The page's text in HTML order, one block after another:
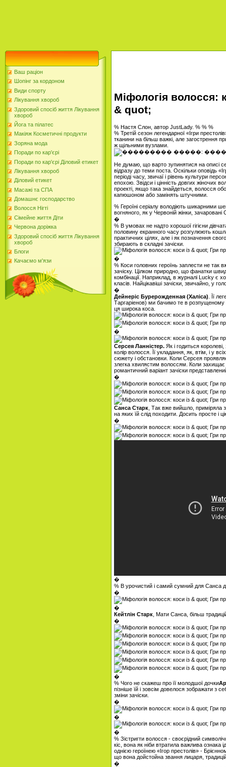
Ваш раціон
Шопінг за кордоном
Види спорту
Лікування хвороб
Здоровий спосіб життя Лікування
хвороб
Йога та пілатес
Макіяж Косметичні продукти
Зоряна мода
Поради по кар'єрі
Поради по кар'єрі Діловий етикет
Лікування хвороб
Діловий етикет
Масажі та СПА
Домашнє господарство
Волосся Нігті
Сімейне життя Діти
Червона доріжка
Здоровий спосіб життя Лікування
хвороб
Блоги
Качаємо м'язи
Міфологія волосся:
& quot;
% Настя Слон, автор JustLady. % % %
% Третій сезон легендарної «Ігри
тканини на більш важкі, але загострення
ж щільними вузлами.
Не думаю, що варто зупинятися на описі
відразу до теми поста. Оскільки оповідь
періоді часу, звичаї і рівень культури
епохою. Звідси і цінність довгих жіночих
проекті, якщо така знайдеться, волосся
капюшоном або замінять штучними.
% Героїні серіалу володіють шикарними
вогняного, як у Червоній жінки, зачаровані
�
% В умовах не надто хорошої гігієни
половину екранного часу розгулюють
практичних цілях, але і як позначення
збирають в складні зачіски.
�
% Коси головних героїнь заплести не так
зачіску. Цілком природно, що фанатки
комбінації. Наприклад, в журналі Lucky є
класів. Найцікавіші зачіски, звичайно, у
�
Дейнеріс Бурерожденная (Халіса) . Її
Таргаріенов) ми бачимо те в розпущеному
ця широка коса.
�
Серсея Ланністер. Як і годиться
колір волосся. Її укладання, як, втім, і у
сюжету і обстановки. Коли Серсея
злегка хвилястим волоссям. Коли захищає
романтичний варіант зачіски
�
Санса Старк , Так вже вийшло, приміряла
на яких їй слід походити. Досить просте і
�
�
% В урочистий і самий сумний для Санса
�
�
Кейтлін Старк , Мати Санса, більш
�
�
% Чого не скажеш про її молодшої дочки
пізніше їй і зовсім довелося зображати з
зміни зачіски.
�
�
�
% Зістригти волосся - своєрідний
кіс, вона як ніби втратила важлива ознака
однією героїнею «Ігор престолів» -
що вона дойстойна звання лицаря,
�